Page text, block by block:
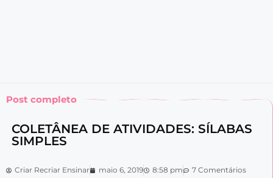
Post completo
COLETÂNEA DE ATIVIDADES: SÍLABAS
SIMPLES
Criar Recriar Ensinar maio 6, 2019 8:58 pm 7 Comentários